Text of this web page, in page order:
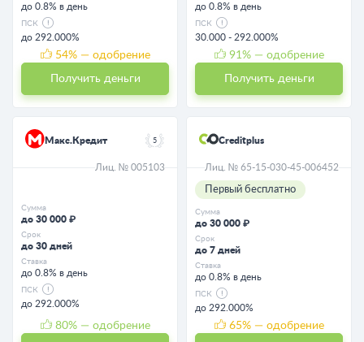
до 0.8% в день
ПСК
до 292.000%
54% — одобрение
Получить деньги
до 0.8% в день
ПСК
30.000 - 292.000%
91 % — одобрение
Получить деньги
Макс.Кредит 5
Лиц. № 005103
Сумма
до 30 000 ₽
Срок
до 30 дней
Ставка
до 0.8% в день
ПСК
до 292.000%
80% — одобрение
Creditplus
Лиц. № 65-15-030-45-006452
Первый бесплатно
Сумма
до 30 000 ₽
Срок
до 7 дней
Ставка
до 0.8% в день
ПСК
до 292.000%
65% — одобрение